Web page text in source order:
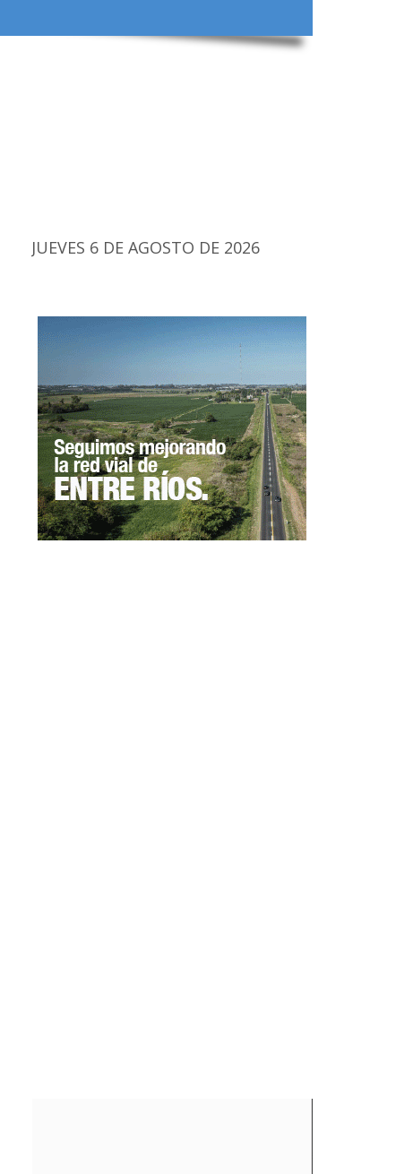
JUEVES 6 DE AGOSTO DE 2026